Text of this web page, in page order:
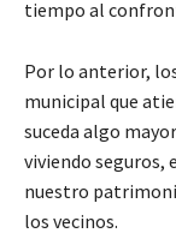
tiempo al
Por lo anterior,
municipal que
suceda algo
viviendo seguros,
nuestro
los vecinos.